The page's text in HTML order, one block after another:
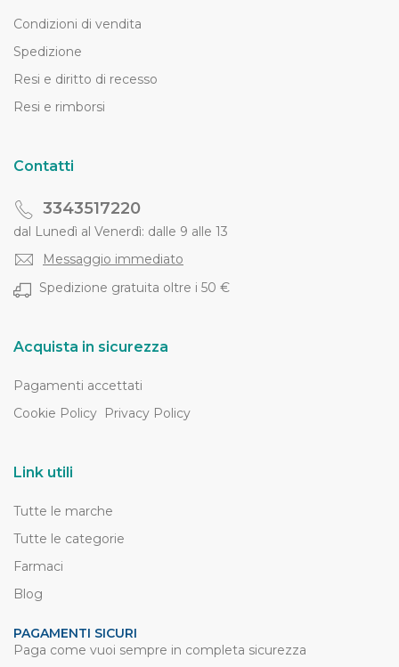
Condizioni di vendita
Spedizione
Resi e diritto di recesso
Resi e rimborsi
Contatti
3343517220
dal Lunedì al Venerdì: dalle 9 alle 13
Messaggio immediato
Spedizione gratuita oltre i 50 €
Acquista in sicurezza
Pagamenti accettati
Cookie Policy Privacy Policy
Link utili
Tutte le marche
Tutte le categorie
Farmaci
Blog
PAGAMENTI SICURI
Paga come vuoi sempre in completa sicurezza